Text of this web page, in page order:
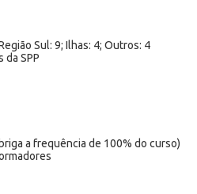
Sul: 9; Ilhas: 4; Outros: 4
SPP
a frequência de 100% do curso)